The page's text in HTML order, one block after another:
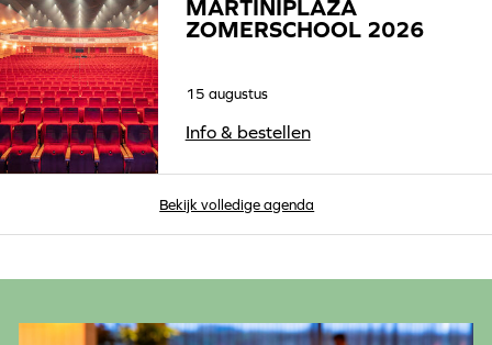
MARTINIPLAZA
ZOMERSCHOOL 2026
15 augustus
Info & bestellen
Bekijk volledige agenda